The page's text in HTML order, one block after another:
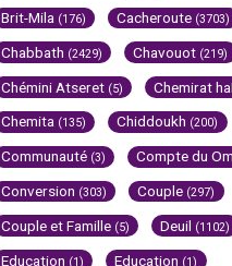
Brit-Mila (176) Cacheroute (3703)
Chabbath (2429) Chavouot (219)
Chémini Atseret (5) Chemirat
Chemita (135) Chiddoukh (200)
Communauté (3) Compte du
Conversion (303) Couple (297)
Couple et Famille (5) Deuil (1102)
Education (1) Education (1)